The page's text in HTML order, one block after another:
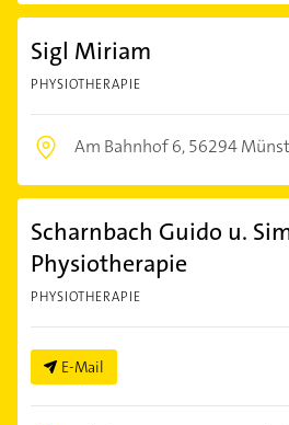
Sigl Miriam
PHYSIOTHERAPIE
Am Bahnhof 6,56294
Scharnbach Guido u.
Physiotherapie
PHYSIOTHERAPIE
E-Mail